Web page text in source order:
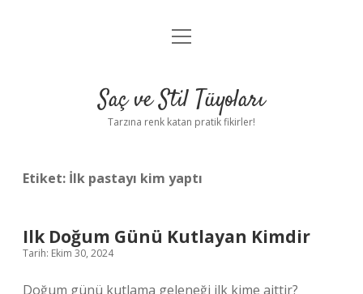
Anasayfa
Yasal Uyarı
menüyü
Saç ve Stil Tüyoları
Tarzına renk katan pratik fikirler!
Etiket: İlk pastayı kim yaptı
Ilk Doğum Günü Kutlayan Kimdir
Tarih: Ekim 30, 2024
Doğum günü kutlama geleneği ilk kime aittir?